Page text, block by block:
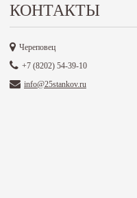
КОНТАКТЫ
Череповец
+7 (8202) 54-39-10
info@25stankov.ru